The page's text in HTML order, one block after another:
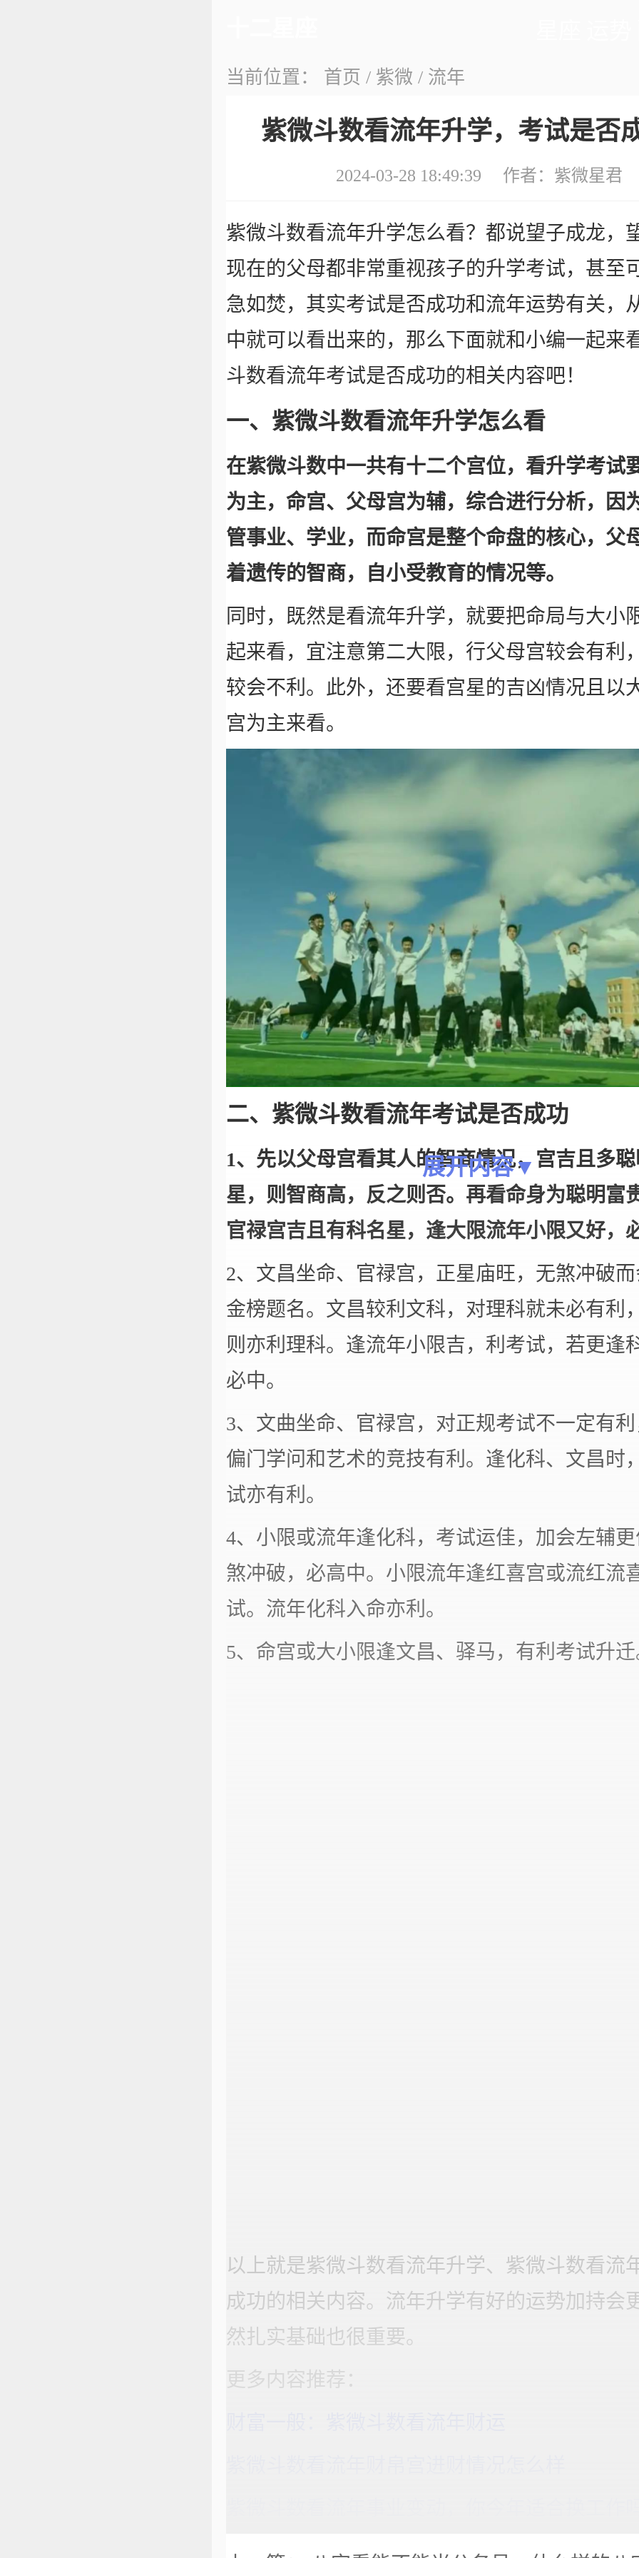
当前位置： 首页 / 紫微 / 流年
紫微斗数看流年升学，考试是否
2024-03-28 18:49:39 作者： 紫微星君
紫微斗数看流年升学怎么看？都说望子成龙，
现在的父母都非常重视孩子的升学考试，甚至
急如焚，其实考试是否成功和流年运势有关，
中就可以看出来的，那么下面就和小编一起来
斗数看流年考试是否成功的相关内容吧！
一、紫微斗数看流年升学怎么看
在紫微斗数中一共有十二个宫位，看升学考试
为主，命宫、父母宫为辅，综合进行分析，因
管事业、学业，而命宫是整个命盘的核心，父
着遗传的智商，自小受教育的情况等。
同时，既然是看流年升学，就要把命局与大小
起来看，宜注意第二大限，行父母宫较会有利
较会不利。此外，还要看宫星的吉凶情况且以
宫为主来看。
二、紫微斗数看流年考试是否成功
1、先以父母宫看其人的智商情况，宫吉且多
星，则智商高，反之则否。再看命身为聪明富
官禄宫吉且有科名星，逢大限流年小限又好，
2、文昌坐命、官禄宫，正星庙旺，无煞冲破
金榜题名。文昌较利文科，对理科就未必有利
则亦利理科。逢流年小限吉，利考试，若更逢
必中。
3、文曲坐命、官禄宫，对正规考试不一定有
偏门学问和艺术的竞技有利。逢化科、文昌时
试亦有利。
4、小限或流年逢化科，考试运佳，加会左辅
煞冲破，必高中。小限流年逢红喜宫或流红流
试。流年化科入命亦利。
5、命宫或大小限逢文昌、驿马，有利考试升
以上就是紫微斗数看流年升学、紫微斗数看流
成功的相关内容。流年升学有好的运势加持会
然扎实基础也很重要。
更多内容推荐：
展开内容▼